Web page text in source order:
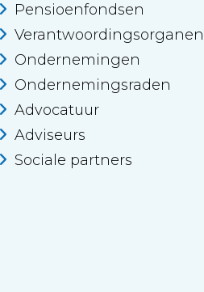
Pensioenfondsen
Verantwoordingsorganen
Ondernemingen
Ondernemingsraden
Advocatuur
Adviseurs
Sociale partners